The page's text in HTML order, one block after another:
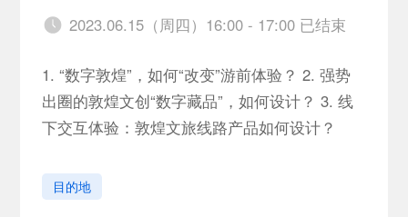
2023.06.15（周四）16:00 - 17:00 已结束
1. “数字敦煌”，如何“改变”游前体验？ 2. 强势
出圈的敦煌文创“数字藏品”，如何设计？ 3. 线
下交互体验：敦煌文旅线路产品如何设计？
目的地